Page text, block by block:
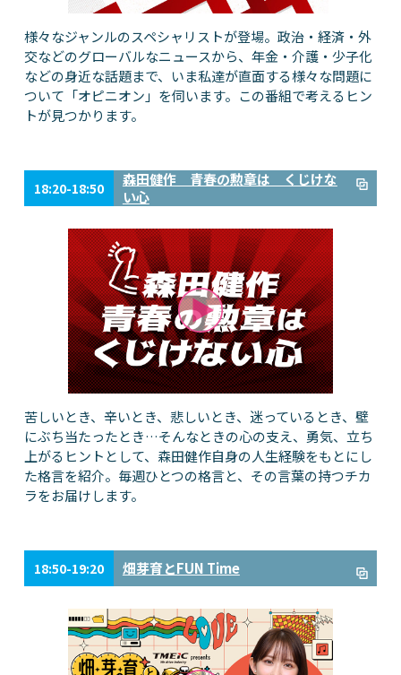
様々なジャンルのスペシャリストが登場。政治・経済・外
交などのグローバルなニュースから、年金・介護・少子化
などの身近な話題まで、いま私達が直面する様々な問題に
ついて「オピニオン」を伺います。この番組で考えるヒン
トが見つかります。
18:20-18:50
森田健作 青春の勲章は くじけな
い心
苦しいとき、辛いとき、悲しいとき、迷っているとき、壁
にぶち当たったとき…そんなときの心の支え、勇気、立ち
上がるヒントとして、森田健作自身の人生経験をもとにし
た格言を紹介。毎週ひとつの格言と、その言葉の持つチカ
ラをお届けします。
18:50-19:20 畑芽育とFUN Time